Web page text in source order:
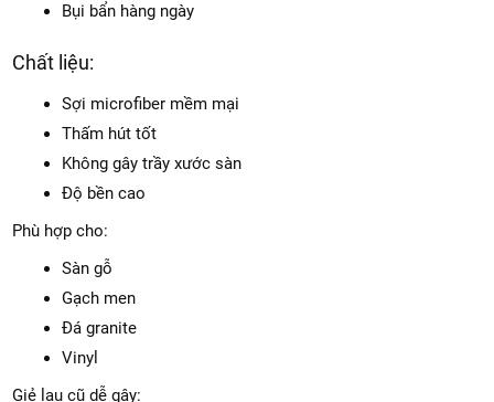
Bụi bẩn hàng ngày
Chất liệu:
Sợi microfiber mềm mại
Thấm hút tốt
Không gây trầy xước sàn
Độ bền cao
Phù hợp cho:
Sàn gỗ
Gạch men
Đá granite
Vinyl
Giẻ lau cũ dễ gây: